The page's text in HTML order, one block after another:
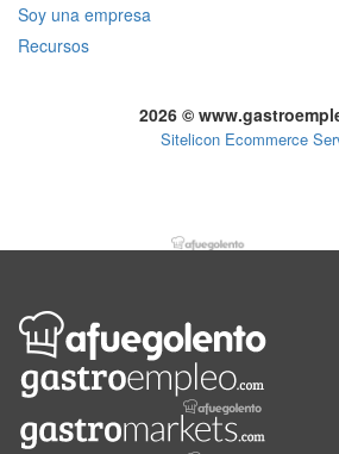
Soy una empresa
Recursos
2026 ©
Sitelicon Ecommerce